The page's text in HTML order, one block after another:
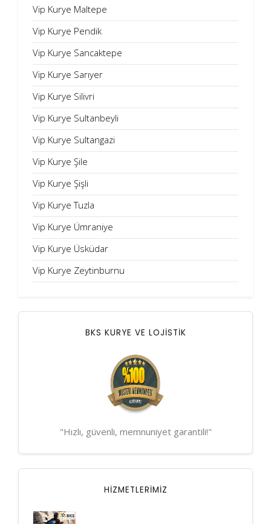
Vip Kurye Maltepe
Vip Kurye Pendik
Vip Kurye Sancaktepe
Vip Kurye Sarıyer
Vip Kurye Silivri
Vip Kurye Sultanbeyli
Vip Kurye Sultangazi
Vip Kurye Şile
Vip Kurye Şişli
Vip Kurye Tuzla
Vip Kurye Ümraniye
Vip Kurye Üsküdar
Vip Kurye Zeytinburnu
BKS KURYE VE LOJİSTİK
"Hızlı, güvenli, memnuniyet garantili!"
HIZMETLERIMIZ